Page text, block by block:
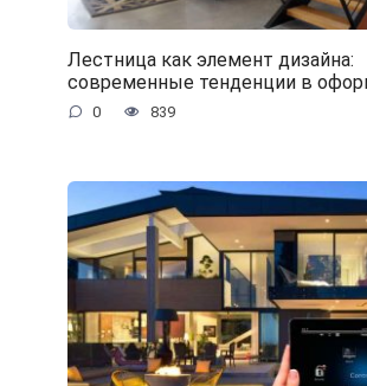
Лестница как элемент дизайна:
современные тенденции в
0 839